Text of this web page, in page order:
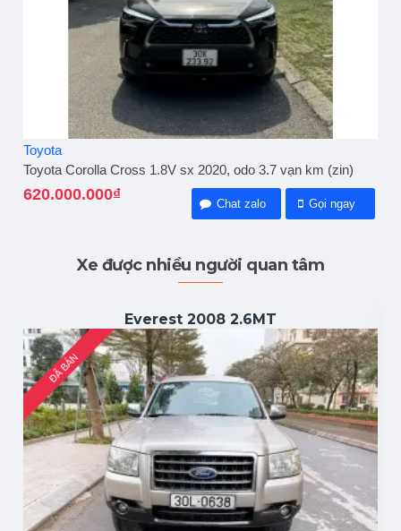
Toyota
Toyota Corolla Cross 1.8V sx 2020, odo 3.7 vạn km (zin)
620.000.000₫
Chat zalo Gọi ngay
Xe được nhiều người quan tâm
Everest 2008 2.6MT
ĐÃ BÁN